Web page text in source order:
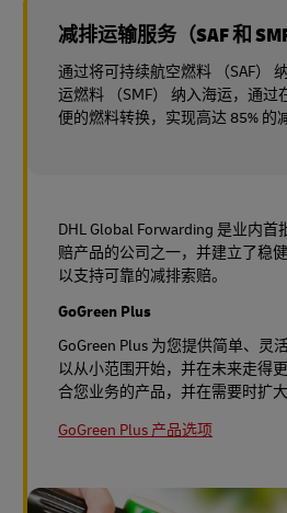
减排运输服务（SAF 和 SMF
通过将可持续航空燃料 （SAF）
运燃料 （SMF） 纳入海运，通过
便的燃料转换，实现高达 85% 的
DHL Global Forwarding 是业内首
赔产品的公司之一，并建立了稳
以支持可靠的减排索赔。
GoGreen Plus
GoGreen Plus 为您提供简单、灵
以从小范围开始，并在未来走得
合您业务的产品，并在需要时扩大
GoGreen Plus 产品选项